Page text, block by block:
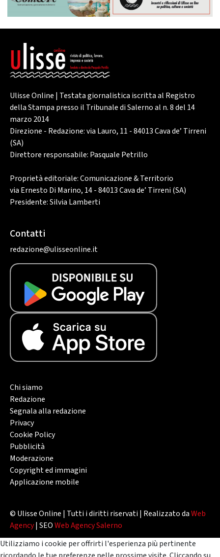
Ulisse Online | Testata giornalistica iscritta al Registro
della Stampa presso il Tribunale di Salerno al n. 8 del 14
marzo 2014
Direzione - Redazione: via Lauro, 11 - 84013 Cava de’ Tirreni
(SA)
Direttore responsabile: Pasquale Petrillo
Proprietà editoriale: Comunicazione & Territorio
via Ernesto Di Marino, 14 - 84013 Cava de’ Tirreni (SA)
Presidente: Silvia Lamberti
Contatti
redazione@ulisseonline.it
Chi siamo
Redazione
Segnala alla redazione
Privacy
Cookie Policy
Pubblicità
Moderazione
Copyright ed immagini
Applicazione mobile
© Ulisse Online | Tutti i diritti riservati | Realizzato daWeb
Agency| SEOWeb Agency Salerno
Utilizziamo i cookie per offrirti l'esperienza più pertinente